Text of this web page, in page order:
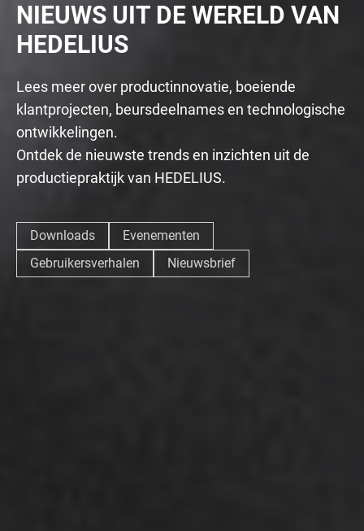
NIEUWS UIT DE WERELD VAN
HEDELIUS
Lees meer over productinnovatie, boeiende
klantprojecten, beursdeelnames en technologische
ontwikkelingen.
Ontdek de nieuwste trends en inzichten uit de
productiepraktijk van HEDELIUS.
Downloads
Evenementen
Gebruikersverhalen
Nieuwsbrief